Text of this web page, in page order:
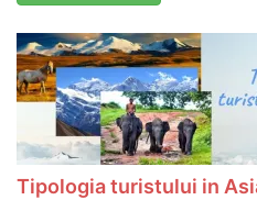
Tipologia turistului in